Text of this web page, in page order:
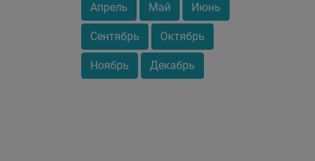
Апрель Май Июнь
Сентябрь Октябрь
Ноябрь Декабрь